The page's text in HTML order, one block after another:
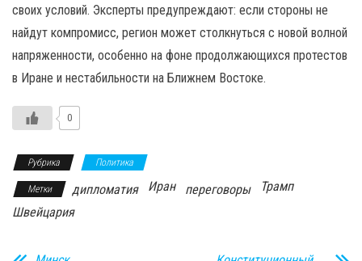
своих условий. Эксперты предупреждают: если стороны не
найдут компромисс, регион может столкнуться с новой волной
напряженности, особенно на фоне продолжающихся протестов
в Иране и нестабильности на Ближнем Востоке.
0
Рубрика Политика
Метки дипломатия Иран переговоры
Трамп
Швейцария